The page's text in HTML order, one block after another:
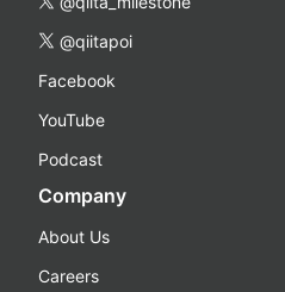
@qiitapoi
Facebook
YouTube
Podcast
Company
About Us
Careers